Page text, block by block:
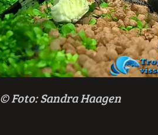
© Foto: Sandra Haagen